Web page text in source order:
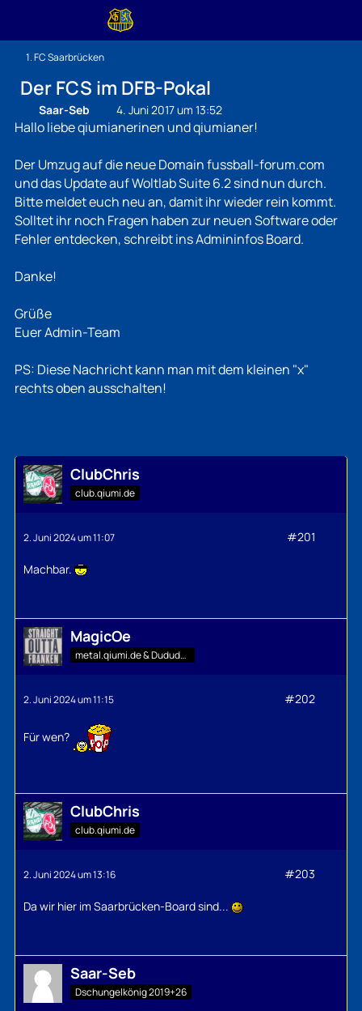
1. FC Saarbrücken
Der FCS im DFB-Pokal
Saar-Seb 4. Juni 2017 um 13:52
Hallo liebe qiumianerinen und qiumianer!
Der Umzug auf die neue Domain fussball-forum.com
und das Update auf Woltlab Suite 6.2 sind nun durch.
Bitte meldet euch neu an, damit ihr wieder rein kommt.
Solltet ihr noch Fragen haben zur neuen Software oder
Fehler entdecken, schreibt ins Admininfos Board.
Danke!
Grüße
Euer Admin-Team
PS: Diese Nachricht kann man mit dem kleinen "x"
rechts oben ausschalten!
ClubChris
club.qiumi.de
2. Juni 2024 um 11:07 #201
Machbar.
MagicOe
metal.qiumi.de & Dududu-Mann
2. Juni 2024 um 11:15 #202
Für wen?
ClubChris
club.qiumi.de
2. Juni 2024 um 13:16 #203
Da wir hier im Saarbrücken-Board sind...
Saar-Seb
Dschungelkönig 2019+26